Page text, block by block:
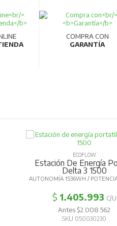
COMPRA CON
GARANTÍA
Energía Portatil
/ POTENCIA 1800W